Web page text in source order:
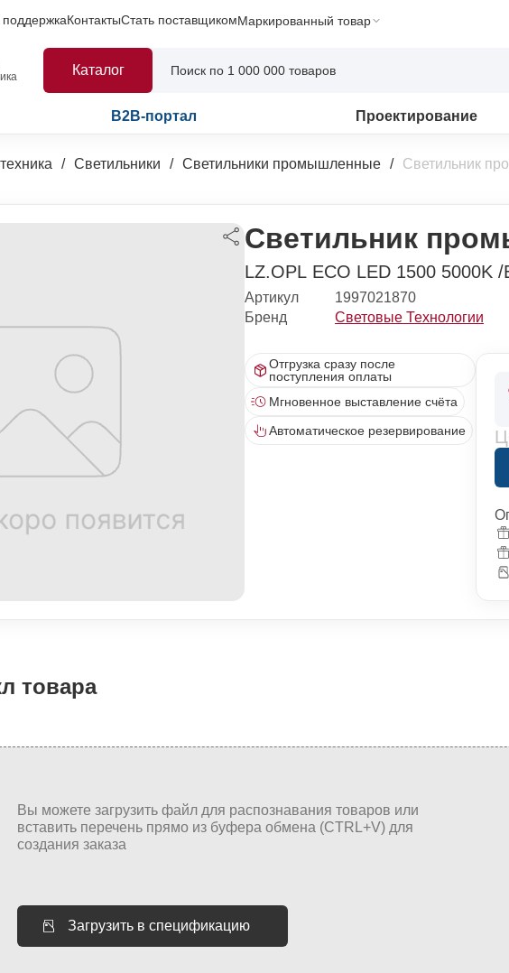
КонтактыСтать поставщикомМаркированный товар
Каталог
B2B-портал Проектирование
Светильники Светильники промышленные Светильник
Светильник
LZ.OPL ECO LED 1500 5000K /
Артикул
1997021870
Бренд
Световые Технологии
Отгрузка сразу после
поступления оплаты
Мгновенное выставление счёта
Автоматическое резервирование
товара
Загрузить в спецификацию